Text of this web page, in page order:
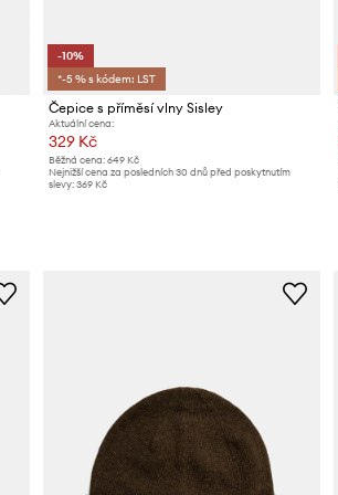
-10%
*-5 % s kódem: LST
Čepice s příměsí vlny Sisley
Aktuální cena:
329 Kč
Běžná cena: 649 Kč
Nejnižší cena za posledních 30 dnů před poskytnutím
slevy: 369 Kč